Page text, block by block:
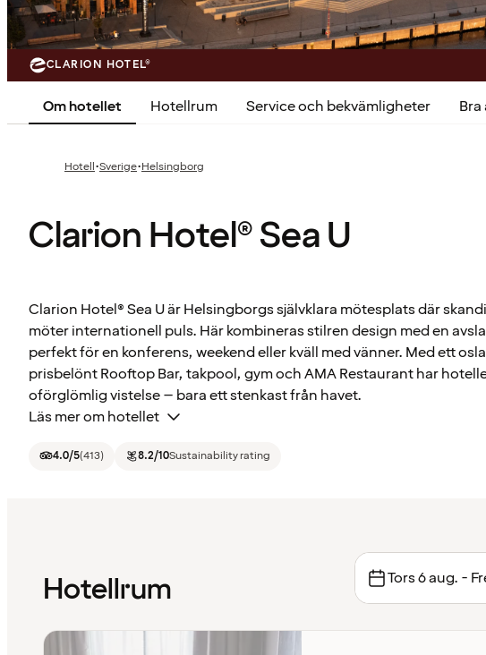
CLARION HOTEL®
Om hotellet Hotellrum Service och bekvämligheter Bra
Hotell·Sverige·Helsingborg
Clarion Hotel® Sea U
Clarion Hotel® Sea U är Helsingborgs självklara mötesplats där
möter internationell puls. Här kombineras stilren design med en
perfekt för en konferens, weekend eller kväll med vänner. Med ett
prisbelönt Rooftop Bar, takpool, gym och AMA Restaurant har
oförglömlig vistelse – bara ett stenkast från havet.
Läs mer om hotellet
4.0/5(413) 8.2/10Sustainability rating
Hotellrum Tors 6 aug. -